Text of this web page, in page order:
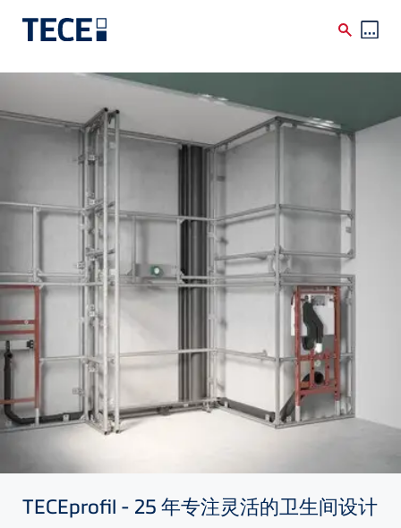
Skip to main content
TECEprofil - 25 年专注灵活的卫生间设计